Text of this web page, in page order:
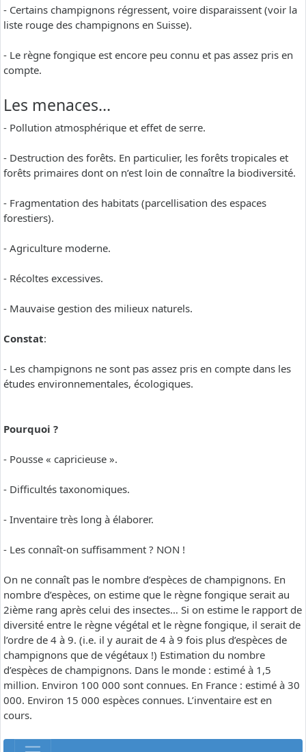
- Certains champignons régressent, voire disparaissent (voir la
liste rouge des champignons en Suisse).
- Le règne fongique est encore peu connu et pas assez pris en
compte.
Les menaces…
- Pollution atmosphérique et effet de serre.
- Destruction des forêts. En particulier, les forêts tropicales et
forêts primaires dont on n’est loin de connaître la biodiversité.
- Fragmentation des habitats (parcellisation des espaces
forestiers).
- Agriculture moderne.
- Récoltes excessives.
- Mauvaise gestion des milieux naturels.
Constat:
- Les champignons ne sont pas assez pris en compte dans les
études environnementales, écologiques.
Pourquoi ?
- Pousse « capricieuse ».
- Difficultés taxonomiques.
- Inventaire très long à élaborer.
- Les connaît-on suffisamment ? NON !
On ne connaît pas le nombre d’espèces de champignons. En
nombre d’espèces, on estime que le règne fongique serait au
2ième rang après celui des insectes… Si on estime le rapport de
diversité entre le règne végétal et le règne fongique, il serait de
l’ordre de 4 à 9. (i.e. il y aurait de 4 à 9 fois plus d’espèces de
champignons que de végétaux !) Estimation du nombre
d’espèces de champignons. Dans le monde : estimé à 1,5
million. Environ 100 000 sont connues. En France : estimé à 30
000. Environ 15 000 espèces connues. L’inventaire est en
cours.